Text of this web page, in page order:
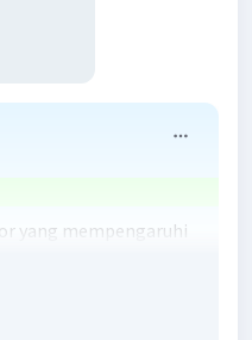
yang mempengaruhi